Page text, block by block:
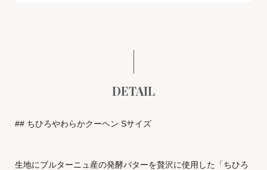
DETAIL
## ちひろやわらかクーヘン Sサイズ
生地にブルターニュ産の発酵バターを贅沢に使用した「ちひろ